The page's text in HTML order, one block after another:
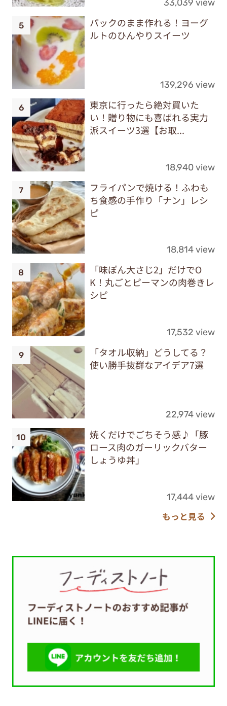
33,039 view
パックのまま作れる！ヨーグ
ルトのひんやりスイーツ
139,296 view
東京に行ったら絶対買いた
い！贈り物にも喜ばれる実力
派スイーツ3選【お取...
18,940 view
フライパンで焼ける！ふわも
ち食感の手作り「ナン」レシ
ピ
18,814 view
「味ぽん大さじ2」だけでO
K！丸ごとピーマンの肉巻きレ
シピ
17,532 view
「タオル収納」どうしてる？
使い勝手抜群なアイデア7選
22,974 view
焼くだけでごちそう感♪「豚
ロース肉のガーリックバター
しょうゆ丼」
17,444 view
もっと見る